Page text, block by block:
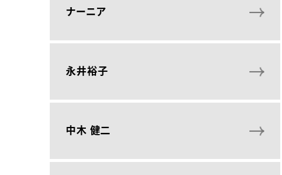
ナーニア
永井裕子
中木 健二